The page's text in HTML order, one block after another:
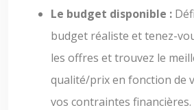
Le budget disponible :
budget réaliste et tenez-
les offres et trouvez le
qualité/prix en fonction de
vos contraintes financières.